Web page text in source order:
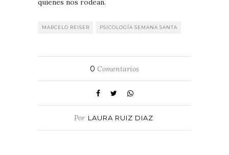
MARCELO REISER PSICOLOGÍA SEMANA SANTA
0 Comentarios
Por LAURA RUIZ DIAZ